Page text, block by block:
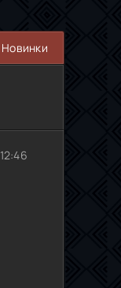
Новинки